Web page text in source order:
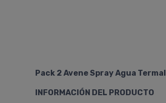
Pack 2 Avene Spray Agua Termal
INFORMACIÓN DEL PRODUCTO